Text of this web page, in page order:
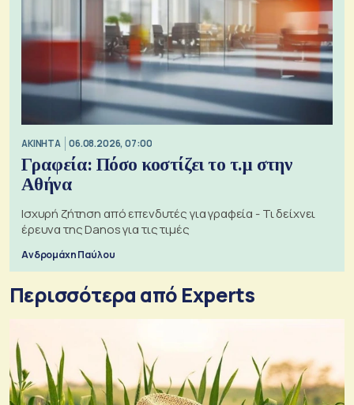
ΑΚΙΝΗΤΑ 06.08.2026, 07:00
Γραφεία: Πόσο κοστίζει το τ.μ στην
Αθήνα
Ισχυρή ζήτηση από επενδυτές για γραφεία - Τι δείχνει
έρευνα της Danos για τις τιμές
Ανδρομάχη Παύλου
Περισσότερα από Experts